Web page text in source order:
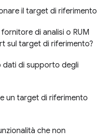
il target di riferimento
di analisi o RUM
sul target di riferimento?
dati di supporto degli
un target di riferimento
che non